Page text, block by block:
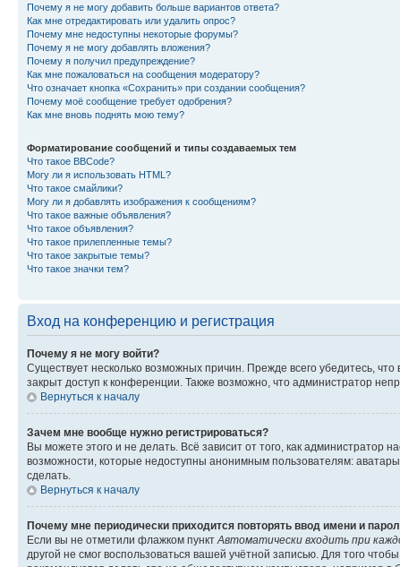
Почему я не могу добавить больше вариантов ответа?
Как мне отредактировать или удалить опрос?
Почему мне недоступны некоторые форумы?
Почему я не могу добавлять вложения?
Почему я получил предупреждение?
Как мне пожаловаться на сообщения модератору?
Что означает кнопка «Сохранить» при создании сообщения?
Почему моё сообщение требует одобрения?
Как мне вновь поднять мою тему?
Форматирование сообщений и типы создаваемых тем
Что такое BBCode?
Могу ли я использовать HTML?
Что такое смайлики?
Могу ли я добавлять изображения к сообщениям?
Что такое важные объявления?
Что такое объявления?
Что такое прилепленные темы?
Что такое закрытые темы?
Что такое значки тем?
Вход на конференцию и регистрация
Почему я не могу войти?
Существует несколько возможных причин. Прежде всего убедитесь,
закрыт доступ к конференции. Также возможно, что администратор
Вернуться к началу
Зачем мне вообще нужно регистрироваться?
Вы можете этого и не делать. Всё зависит от того, как
возможности, которые недоступны анонимным пользователям:
сделать.
Вернуться к началу
Почему мне периодически приходится повторять ввод имени и
Если вы не отметили флажком пункт Автоматически входить при
другой не смог воспользоваться вашей учётной записью. Для того